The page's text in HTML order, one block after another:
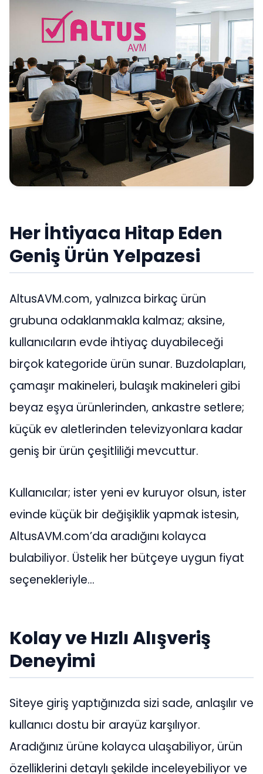
Her İhtiyaca Hitap Eden
Geniş Ürün Yelpazesi
AltusAVM.com, yalnızca birkaç ürün
grubuna odaklanmakla kalmaz; aksine,
kullanıcıların evde ihtiyaç duyabileceği
birçok kategoride ürün sunar. Buzdolapları,
çamaşır makineleri, bulaşık makineleri gibi
beyaz eşya ürünlerinden, ankastre setlere;
küçük ev aletlerinden televizyonlara kadar
geniş bir ürün çeşitliliği mevcuttur.
Kullanıcılar; ister yeni ev kuruyor olsun, ister
evinde küçük bir değişiklik yapmak istesin,
AltusAVM.com’da aradığını kolayca
bulabiliyor. Üstelik her bütçeye uygun fiyat
seçenekleriyle…
Kolay ve Hızlı Alışveriş
Deneyimi
Siteye giriş yaptığınızda sizi sade, anlaşılır ve
kullanıcı dostu bir arayüz karşılıyor.
Aradığınız ürüne kolayca ulaşabiliyor, ürün
özelliklerini detaylı şekilde inceleyebiliyor ve